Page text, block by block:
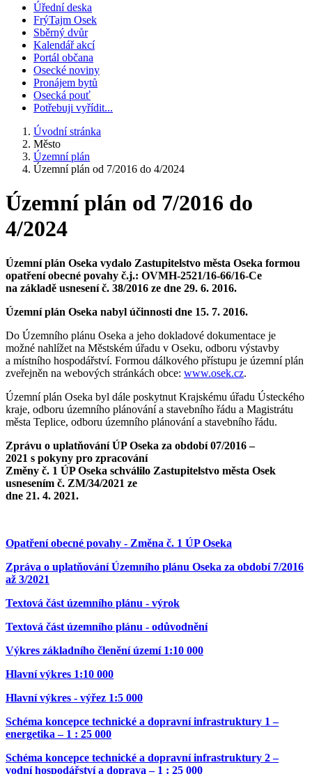
Úřední deska
FrýTajm Osek
Sběrný dvůr
Kalendář akcí
Portál občana
Osecké noviny
Pronájem bytů
Osecká pouť
Potřebuji vyřídit...
Úvodní stránka
Město
Územní plán
Územní plán od 7/2016 do 4/2024
Územní plán od 7/2016 do
4/2024
Územní plán Oseka vydalo Zastupitelstvo města Oseka formou
opatření obecné povahy č.j.: OVMH-2521/16-66/16-Ce
na základě usnesení č. 38/2016 ze dne 29. 6. 2016.
Územní plán Oseka nabyl účinnosti dne 15. 7. 2016.
Do Územního plánu Oseka a jeho dokladové dokumentace je
možné nahlížet na Městském úřadu v Oseku, odboru výstavby
a místního hospodářství. Formou dálkového přístupu je územní plán
zveřejněn na webových stránkách obce: www.osek.cz.
Územní plán Oseka byl dále poskytnut Krajskému úřadu Ústeckého
kraje, odboru územního plánování a stavebního řádu a Magistrátu
města Teplice, odboru územního plánování a stavebního řádu.
Zprávu o uplatňování ÚP Oseka za období 07/2016 –
2021 s pokyny pro zpracování
Změny č. 1 ÚP Oseka schválilo Zastupitelstvo města Osek
usnesením č. ZM/34/2021 ze
dne 21. 4. 2021.
Opatření obecné povahy - Změna č. 1 ÚP Oseka
Zpráva o uplatňování Územního plánu Oseka za období 7/2016
až 3/2021
Textová část územního plánu - výrok
Textová část územního plánu - odůvodnění
Výkres základního členění území 1:10 000
Hlavní výkres 1:10 000
Hlavní výkres - výřez 1:5 000
Schéma koncepce technické a dopravní infrastruktury 1 –
energetika – 1 : 25 000
Schéma koncepce technické a dopravní infrastruktury 2 –
vodní hospodářství a doprava – 1 : 25 000